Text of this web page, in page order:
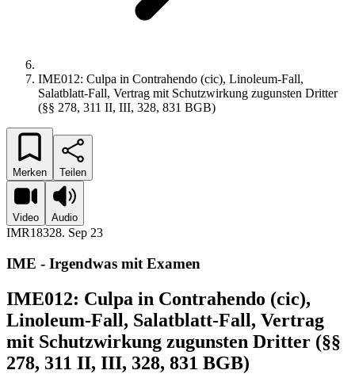
IME012: Culpa in Contrahendo (cic), Linoleum-Fall,
Salatblatt-Fall, Vertrag mit Schutzwirkung zugunsten Dritter
(§§ 278, 311 II, III, 328, 831 BGB)
Merken Teilen
Video Audio
IMR18328. Sep 23
IME - Irgendwas mit Examen
IME012: Culpa in Contrahendo (cic),
Linoleum-Fall, Salatblatt-Fall, Vertrag
mit Schutzwirkung zugunsten Dritter (§§
278, 311 II, III, 328, 831 BGB)